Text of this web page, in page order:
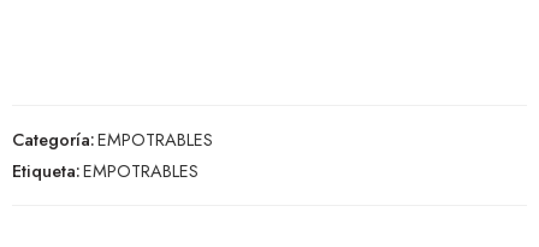
Categoría:EMPOTRABLES
Etiqueta:EMPOTRABLES